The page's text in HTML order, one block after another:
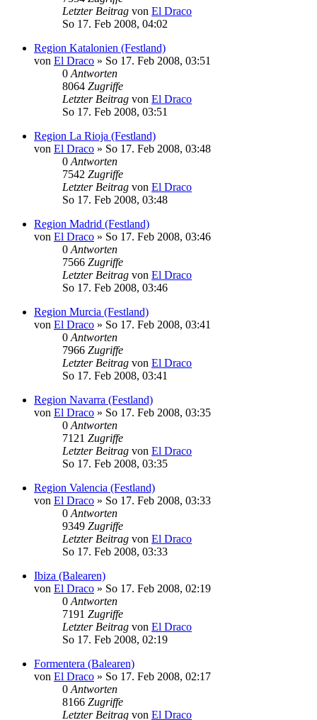
Letzter Beitrag von El Draco
So 17. Feb 2008, 04:02
Region Katalonien (Festland)
von El Draco » So 17. Feb 2008, 03:51
0 Antworten
8064 Zugriffe
Letzter Beitrag von El Draco
So 17. Feb 2008, 03:51
Region La Rioja (Festland)
von El Draco » So 17. Feb 2008, 03:48
0 Antworten
7542 Zugriffe
Letzter Beitrag von El Draco
So 17. Feb 2008, 03:48
Region Madrid (Festland)
von El Draco » So 17. Feb 2008, 03:46
0 Antworten
7566 Zugriffe
Letzter Beitrag von El Draco
So 17. Feb 2008, 03:46
Region Murcia (Festland)
von El Draco » So 17. Feb 2008, 03:41
0 Antworten
7966 Zugriffe
Letzter Beitrag von El Draco
So 17. Feb 2008, 03:41
Region Navarra (Festland)
von El Draco » So 17. Feb 2008, 03:35
0 Antworten
7121 Zugriffe
Letzter Beitrag von El Draco
So 17. Feb 2008, 03:35
Region Valencia (Festland)
von El Draco » So 17. Feb 2008, 03:33
0 Antworten
9349 Zugriffe
Letzter Beitrag von El Draco
So 17. Feb 2008, 03:33
Ibiza (Balearen)
von El Draco » So 17. Feb 2008, 02:19
0 Antworten
7191 Zugriffe
Letzter Beitrag von El Draco
So 17. Feb 2008, 02:19
Formentera (Balearen)
von El Draco » So 17. Feb 2008, 02:17
0 Antworten
8166 Zugriffe
Letzter Beitrag von El Draco